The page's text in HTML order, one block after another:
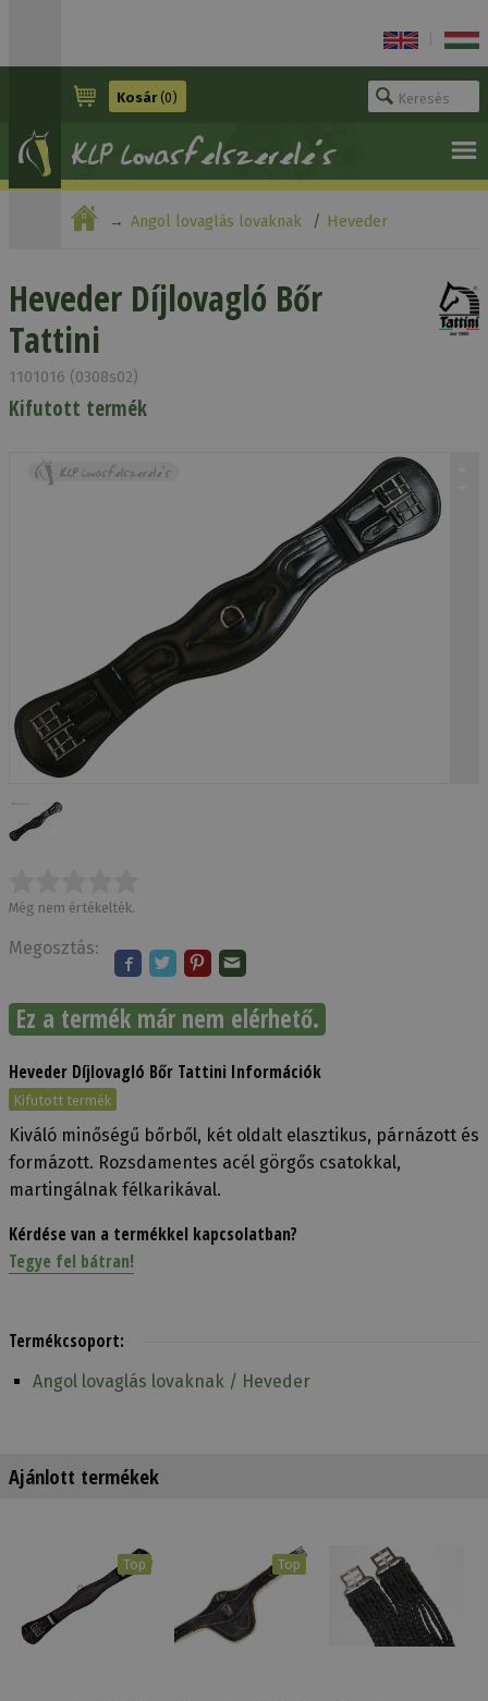
Kosár(0)
Angol lovaglás lovaknak Heveder
Heveder Díjlovagló Bőr
Tattini
1101016 (0308s02)
Kifutott termék
Még nem értékelték.
Megosztás:
Ez a termék már nem elérhető.
Heveder Díjlovagló Bőr Tattini Információk
Kifutott termék
Kiváló minőségű bőrből, két oldalt elasztikus, párnázott és
formázott. Rozsdamentes acél görgős csatokkal,
martingálnak félkarikával.
Kérdése van a termékkel kapcsolatban?
Tegye fel bátran!
Termékcsoport:
Angol lovaglás lovaknak / Heveder
Ajánlott termékek
Top Top